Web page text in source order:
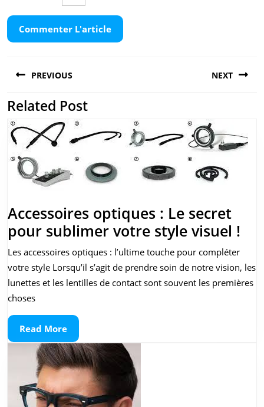
de
l’article
PREVIOUS
Previous
post:
NEXT
post:
Related Post
Accessoires optiques : Le secret
pour sublimer votre style visuel !
:
Le
Les accessoires optiques : l’ultime touche pour compléter
votre style Lorsqu’il s’agit de prendre soin de notre vision, les
lunettes et les lentilles de contact sont souvent les premières
choses
Read MoreRead
More